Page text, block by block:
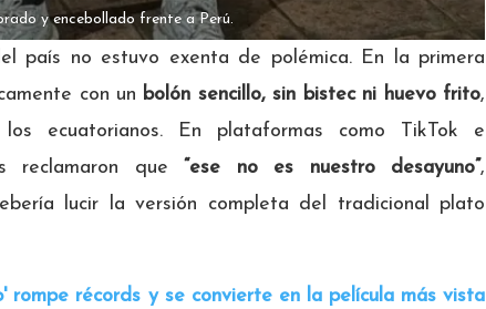
y encebollado frente a Perú.
país no estuvo exenta de polémica. En la primera
con un bolón sencillo, sin bistec ni huevo frito,
ecuatorianos. En plataformas como TikTok e
reclamaron que “ese no es nuestro desayuno”,
lucir la versión completa del tradicional plato
rompe récords y se convierte en la película más vista